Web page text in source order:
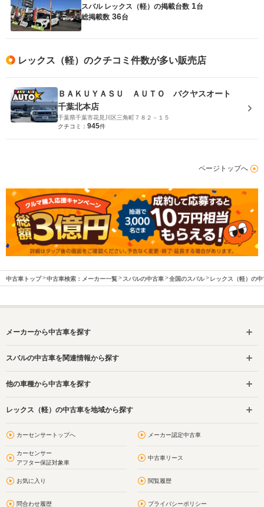
スバル レックス（軽）の掲載台数 1台
総掲載数 36台
レックス（軽）のクチコミ件数が多い販売店
ＢＡＫＵＹＡＳＵ ＡＵＴＯ バクヤスオート
千葉北本店
千葉県千葉市花見川区三角町７８２－１５
クチコミ： 945件
ページトップへ
中古車トップ 中古車検索：メーカー一覧 スバルの中古車 全国のスバル レックス（軽）の中
メーカーから中古車を探す
スバルの中古車を関連情報から探す
他の車種から中古車を探す
レックス（軽）の中古車を地域から探す
カーセンサートップへ メーカー認定中古車
カーセンサー
アフター保証対象車
中古車リース
お気に入り 閲覧履歴
問合わせ履歴 プライバシーポリシー